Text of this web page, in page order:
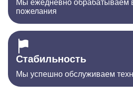
Мы ежедневно обрабатываем
пожелания
Стабильность
Мы успешно обслуживаем